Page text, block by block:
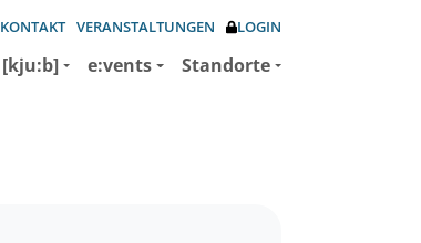
KONTAKT VERANSTALTUNGEN LOGIN
[kju:b] e:vents Standorte